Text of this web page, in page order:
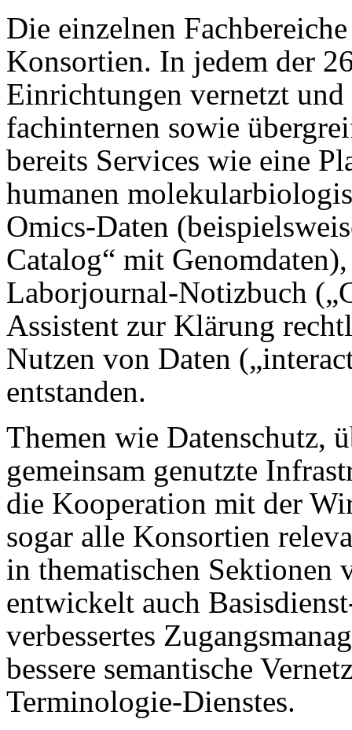
Die einzelnen
Konsortien. In jedem der
Einrichtungen vernetzt und
fachinternen sowie
bereits Services wie eine
humanen
Omics-Daten
Catalog“ mit
Laborjournal-Notizbuch
Assistent zur Klärung
Nutzen von Daten
entstanden.
Themen wie Datenschutz,
gemeinsam genutzte
die Kooperation mit der
sogar alle Konsortien
in thematischen Sektionen
entwickelt auch
verbessertes
bessere semantische
Terminologie-Dienstes.